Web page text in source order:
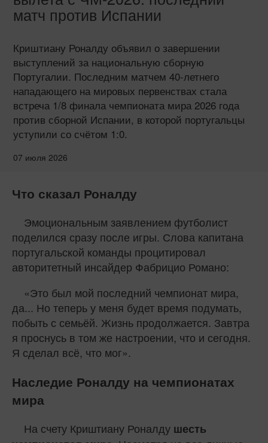
матч против Испании
Криштиану Роналду объявил о завершении
выступлений за национальную сборную
Португалии. Последним матчем 40-летнего
нападающего на мировых первенствах стала
встреча 1/8 финала чемпионата мира 2026 года
против сборной Испании, в которой португальцы
уступили со счётом 1:0.
07 июля 2026
Что сказал Роналду
Эмоциональным заявлением футболист
поделился сразу после игры. Слова капитана
португальской команды процитировал
авторитетный инсайдер Фабрицио Романо:
«Это был мой последний чемпионат мира,
да... Но теперь у меня будет время подумать,
побыть с семьёй. Жизнь продолжается. Завтра
я проснусь в том же настроении, что и сегодня.
Я сделал всё, что мог».
Наследие Роналду на чемпионатах
мира
На счету Криштиану Роналду шесть